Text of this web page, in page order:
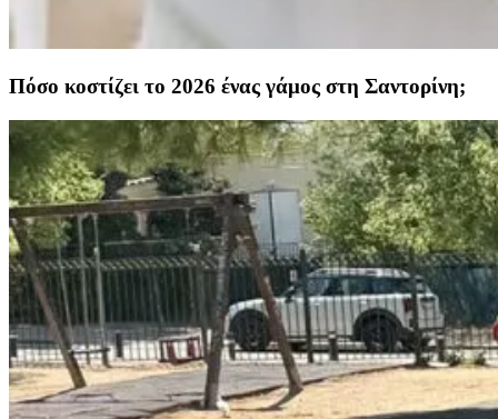
Πόσο κοστίζει το 2026 ένας γάμος στη Σαντορίνη;